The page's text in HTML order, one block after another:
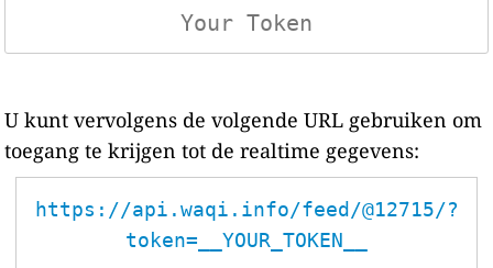
U kunt vervolgens de volgende URL gebruiken om
toegang te krijgen tot de realtime gegevens:
https://api.waqi.info/feed/@12715/?
token=__YOUR_TOKEN__